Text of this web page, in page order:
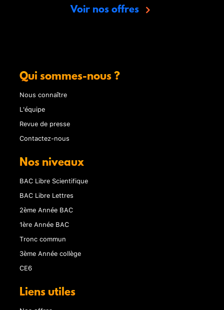
Voir nos offres
Qui sommes-nous ?
Nous connaître
L'équipe
Revue de presse
Contactez-nous
Nos niveaux
BAC Libre Scientifique
BAC Libre Lettres
2ème Année BAC
1ère Année BAC
Tronc commun
3ème Année collège
CE6
Liens utiles